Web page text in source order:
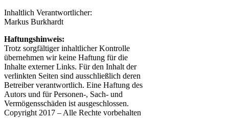
Inhaltlich Verantwortlicher:
Markus Burkhardt
Haftungshinweis:
Trotz sorgfältiger inhaltlicher Kontrolle
übernehmen wir keine Haftung für die
Inhalte externer Links. Für den Inhalt der
verlinkten Seiten sind ausschließlich deren
Betreiber verantwortlich. Eine Haftung des
Autors und für Personen-, Sach- und
Vermögensschäden ist ausgeschlossen.
Copyright 2017 – Alle Rechte vorbehalten